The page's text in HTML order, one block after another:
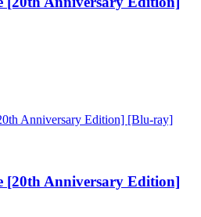
[20th Anniversary Edition]